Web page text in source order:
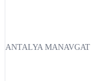
ANTALYA MANAVGAT